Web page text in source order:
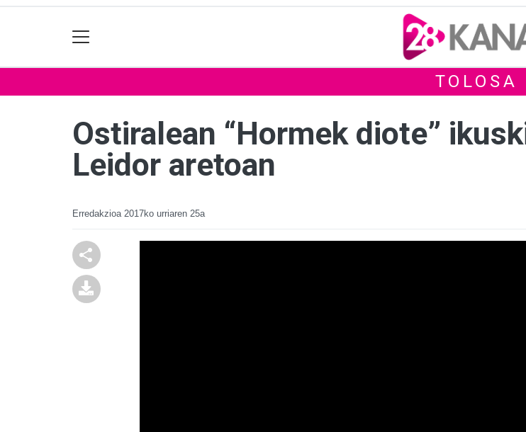
TOLOSA
Ostiralean “Hormek diote”
Leidor aretoan
Erredakzioa 2017ko urriaren 25a